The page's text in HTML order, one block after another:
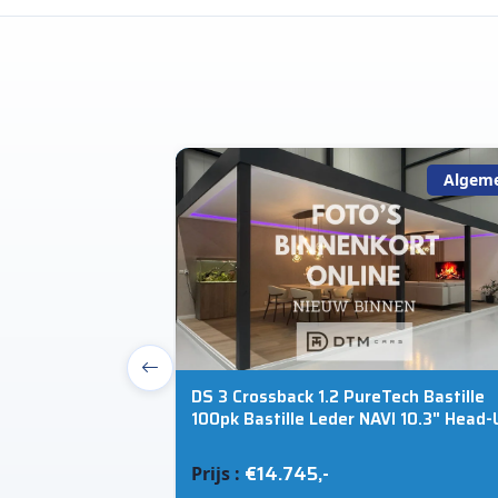
DS 3 Crossback 1.2 PureTech Bastille
100pk Bastille Leder NAVI 10.3" Head-
Prijs : €14.745,-